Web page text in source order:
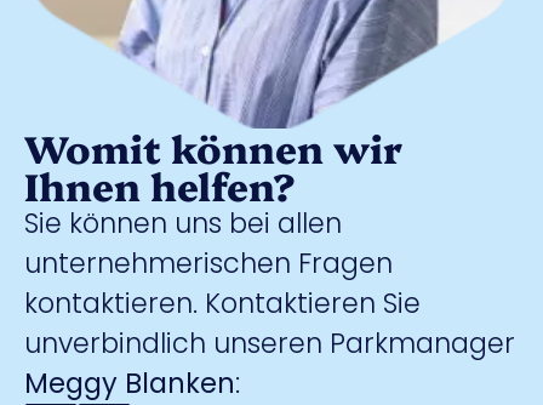
Womit können wir
Ihnen helfen?
Sie können uns bei allen
unternehmerischen Fragen
kontaktieren. Kontaktieren Sie
unverbindlich unseren Parkmanager
Meggy Blanken: